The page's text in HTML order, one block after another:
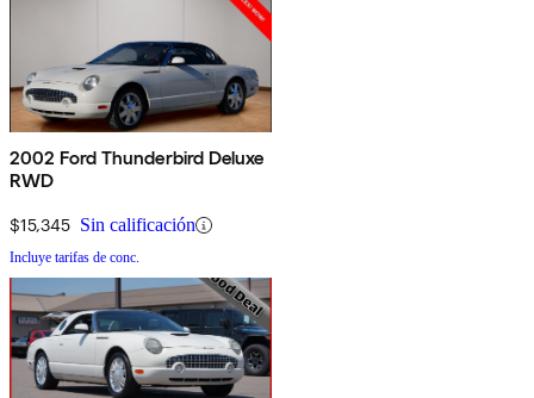
2002 Ford Thunderbird Deluxe
RWD
$15,345 Sin calificación
Incluye tarifas de conc.